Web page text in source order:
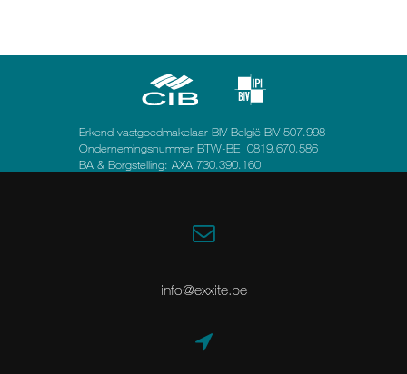
Erkend vastgoedmakelaar BIV België BIV 507.998
Ondernemingsnummer BTW-BE 0819.670.586
BA & Borgstelling: AXA 730.390.160
info@exxite.be